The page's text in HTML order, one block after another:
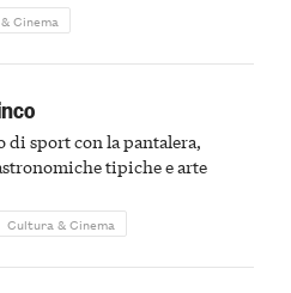
Cinema
sport con la pantalera,
tipiche e arte
Cultura & Cinema